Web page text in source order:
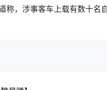
，涉事客车上载有数十名自